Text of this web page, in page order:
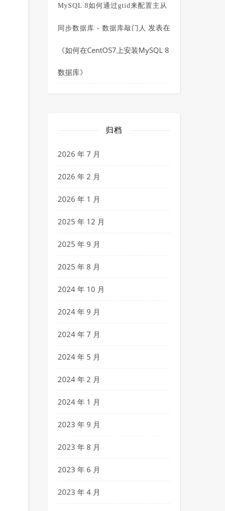
MySQL 8如何通过gtid来配置主从
同步数据库 - 数据库敲门人 发表在
《如何在CentOS7上安装MySQL 8
数据库》
归档
2026 年 7 月
2026 年 2 月
2026 年 1 月
2025 年 12 月
2025 年 9 月
2025 年 8 月
2024 年 10 月
2024 年 9 月
2024 年 7 月
2024 年 5 月
2024 年 2 月
2024 年 1 月
2023 年 9 月
2023 年 8 月
2023 年 6 月
2023 年 4 月